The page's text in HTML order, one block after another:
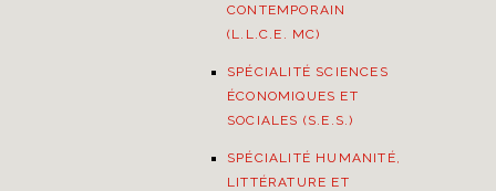
CONTEMPORAIN
(L.L.C.E. MC)
SPÉCIALITÉ SCIENCES
ÉCONOMIQUES ET
SOCIALES (S.E.S.)
SPÉCIALITÉ HUMANITÉ,
LITTÉRATURE ET